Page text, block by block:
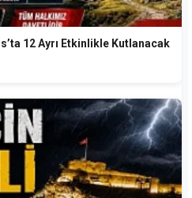
12 Ayrı Etkinlikle Kutlanacak